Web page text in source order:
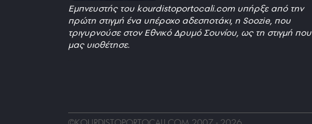
Εμπνευστής του kourdistoportocali.com υπήρξε από την
πρώτη στιγμή ένα υπέροχο αδεσποτάκι, η Soozie, που
τριγυρνούσε στον Εθνικό Δρυμό Σουνίου, ως τη στιγμή που
μας υιοθέτησε.